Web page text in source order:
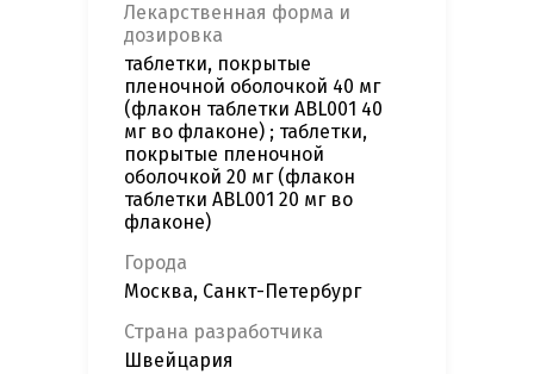
Лекарственная форма и
дозировка
таблетки, покрытые
пленочной оболочкой 40 мг
(флакон таблетки ABL001 40
мг во флаконе) ; таблетки,
покрытые пленочной
оболочкой 20 мг (флакон
таблетки ABL001 20 мг во
флаконе)
Города
Москва, Санкт-Петербург
Страна разработчика
Швейцария